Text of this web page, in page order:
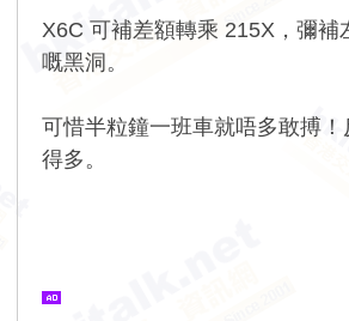
X6C 可補差額轉乘 215X，彌
嘅黑洞。
可惜半粒鐘一班車就唔多敢搏
得多。